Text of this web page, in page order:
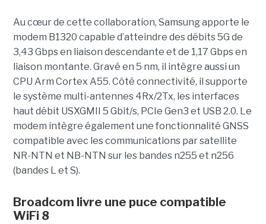
Au cœur de cette collaboration, Samsung apporte le
modem B1320 capable d’atteindre des débits 5G de
3,43 Gbps en liaison descendante et de 1,17 Gbps en
liaison montante. Gravé en 5 nm, il intègre aussi un
CPU Arm Cortex A55. Côté connectivité, il supporte
le système multi-antennes 4Rx/2Tx, les interfaces
haut débit USXGMII 5 Gbit/s, PCIe Gen3 et USB 2.0. Le
modem intègre également une fonctionnalité GNSS
compatible avec les communications par satellite
NR-NTN et NB-NTN sur les bandes n255 et n256
(bandes L et S).
Broadcom livre une puce compatible
WiFi 8